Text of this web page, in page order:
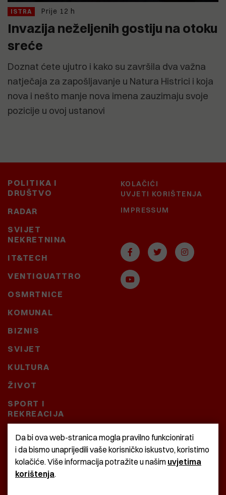
ISTRA Prije 12 h
Invazija neželjenih gostiju na otoku
sreće
Doznat ćete ujutro i kako su završila dva važna
natječaja za zapošljavanje u Natura Histrici i koja
nova i nešto manje nova imena zauzimaju svoje
pozicije u ovoj ustanovi
POLITIKA I
DRUŠTVO
RADAR
SVIJET
NEKRETNINA
IT&TECH
VENTIQUATTRO
OSMRTNICE
KOMUNAL
BIZNIS
SVIJET
KULTURA
ŽIVOT
SPORT I
REKREACIJA
CRNA KRONIKA
BAŠTARDINI I PRAVI
KRASNA ZEMLJA
KOLAČIĆI
UVJETI KORIŠTENJA
IMPRESSUM
Da bi ova web-stranica mogla pravilno funkcionirati
i da bismo unaprijedili vaše korisničko iskustvo, koristimo
kolačiće. Više informacija potražite u našim uvjetima
korištenja.